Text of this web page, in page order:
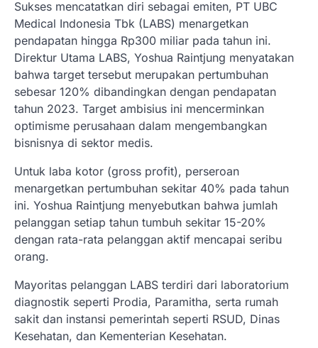
Sukses mencatatkan diri sebagai emiten, PT UBC
Medical Indonesia Tbk (LABS) menargetkan
pendapatan hingga Rp300 miliar pada tahun ini.
Direktur Utama LABS, Yoshua Raintjung menyatakan
bahwa target tersebut merupakan pertumbuhan
sebesar 120% dibandingkan dengan pendapatan
tahun 2023. Target ambisius ini mencerminkan
optimisme perusahaan dalam mengembangkan
bisnisnya di sektor medis.
Untuk laba kotor (gross profit), perseroan
menargetkan pertumbuhan sekitar 40% pada tahun
ini. Yoshua Raintjung menyebutkan bahwa jumlah
pelanggan setiap tahun tumbuh sekitar 15-20%
dengan rata-rata pelanggan aktif mencapai seribu
orang.
Mayoritas pelanggan LABS terdiri dari laboratorium
diagnostik seperti Prodia, Paramitha, serta rumah
sakit dan instansi pemerintah seperti RSUD, Dinas
Kesehatan, dan Kementerian Kesehatan.